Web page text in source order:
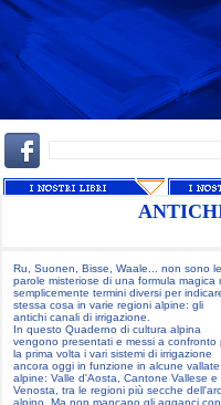
Ru, Suonen, Bisse, Waale... non sono le
parole misteriose di una formula magica
semplicemente termini diversi per
stessa cosa in varie regioni alpine: gli
antichi canali di irrigazione.
In questo Quaderno di cultura alpina
vengono presentati e messi a confronto
la prima volta i vari sistemi di irrigazione
ancora oggi in funzione in alcune vallate
alpine: Valle d'Aosta, Cantone Vallese e
Venosta, tra le regioni più secche
alpino. Ma non mancano gli agganci con